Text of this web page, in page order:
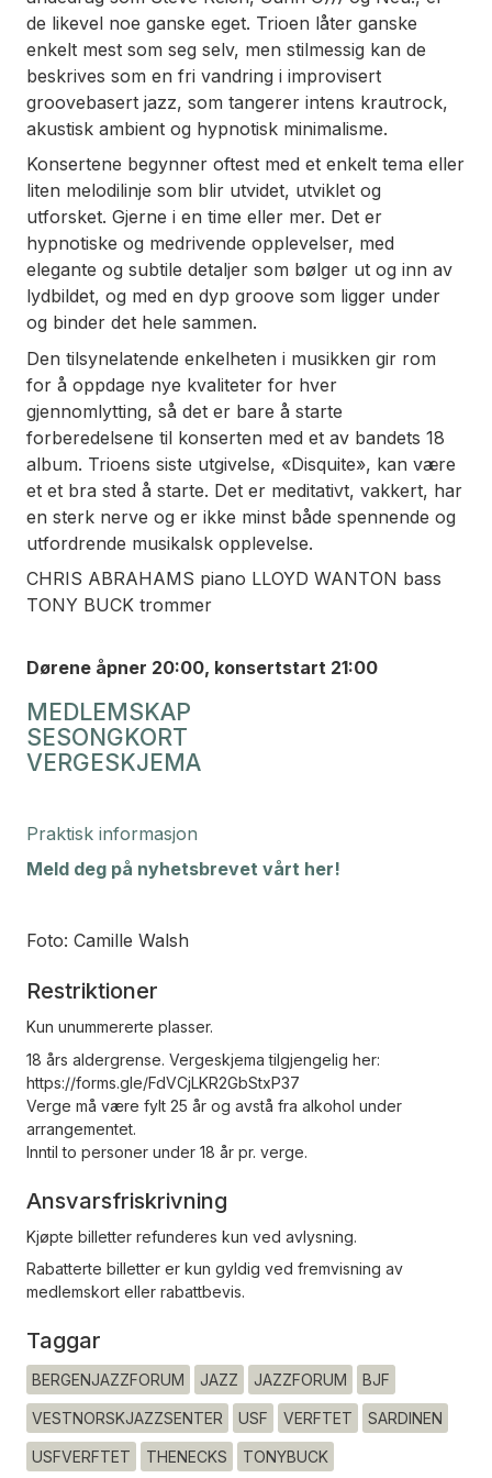
de likevel noe ganske eget. Trioen låter ganske
enkelt mest som seg selv, men stilmessig kan de
beskrives som en fri vandring i improvisert
groovebasert jazz, som tangerer intens krautrock,
akustisk ambient og hypnotisk minimalisme.
Konsertene begynner oftest med et enkelt tema eller
liten melodilinje som blir utvidet, utviklet og
utforsket. Gjerne i en time eller mer. Det er
hypnotiske og medrivende opplevelser, med
elegante og subtile detaljer som bølger ut og inn av
lydbildet, og med en dyp groove som ligger under
og binder det hele sammen.
Den tilsynelatende enkelheten i musikken gir rom
for å oppdage nye kvaliteter for hver
gjennomlytting, så det er bare å starte
forberedelsene til konserten med et av bandets 18
album. Trioens siste utgivelse, «Disquite», kan være
et et bra sted å starte. Det er meditativt, vakkert, har
en sterk nerve og er ikke minst både spennende og
utfordrende musikalsk opplevelse.
CHRIS ABRAHAMS piano LLOYD WANTON bass
TONY BUCK trommer
Dørene åpner 20:00, konsertstart 21:00
MEDLEMSKAP
SESONGKORT
VERGESKJEMA
Praktisk informasjon
Meld deg på nyhetsbrevet vårt her!
Foto: Camille Walsh
Restriktioner
Kun unummererte plasser.
18 års aldergrense. Vergeskjema tilgjengelig her:
https://forms.gle/FdVCjLKR2GbStxP37
Verge må være fylt 25 år og avstå fra alkohol under
arrangementet.
Inntil to personer under 18 år pr. verge.
Ansvarsfriskrivning
Kjøpte billetter refunderes kun ved avlysning.
Rabatterte billetter er kun gyldig ved fremvisning av
medlemskort eller rabattbevis.
Taggar
BERGENJAZZFORUM JAZZ JAZZFORUM BJF
VESTNORSKJAZZSENTER USF VERFTET SARDINEN
USFVERFTET THENECKS TONYBUCK